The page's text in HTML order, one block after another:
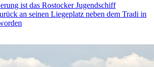
ist das Rostocker Jugendschiff
an seinen Liegeplatz neben dem Tradi in